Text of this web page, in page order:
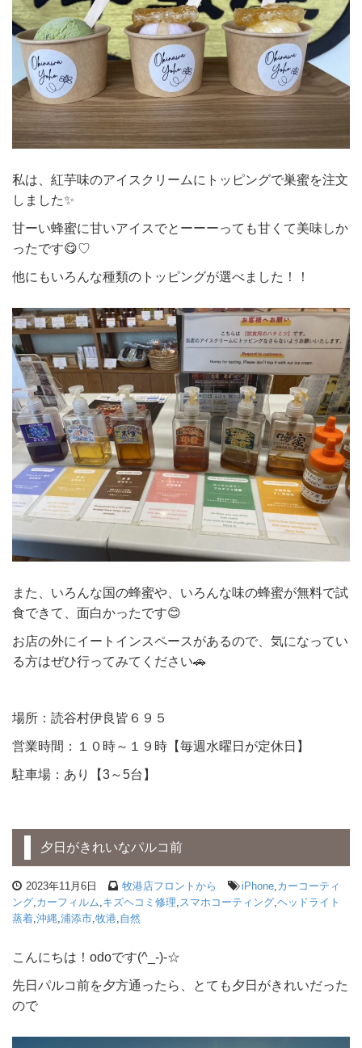
私は、紅芋味のアイスクリームにトッピングで巣蜜を注文
しました✨
甘ーい蜂蜜に甘いアイスでとーーーっても甘くて美味しか
ったです😋♡
他にもいろんな種類のトッピングが選べました！！
また、いろんな国の蜂蜜や、いろんな味の蜂蜜が無料で試
食できて、面白かったです😊
お店の外にイートインスペースがあるので、気になってい
る方はぜひ行ってみてください🚗
場所：読谷村伊良皆６９５
営業時間：１０時～１９時【毎週水曜日が定休日】
駐車場：あり【3～5台】
夕日がきれいなパルコ前
2023年11月6日 牧港店フロントから iPhone カーコーティ
ング カーフィルム キズヘコミ修理 スマホコーティング ヘッドライト
蒸着 沖縄 浦添市 牧港 自然
こんにちは！odoです(^_-)-☆
先日パルコ前を夕方通ったら、とても夕日がきれいだった
ので